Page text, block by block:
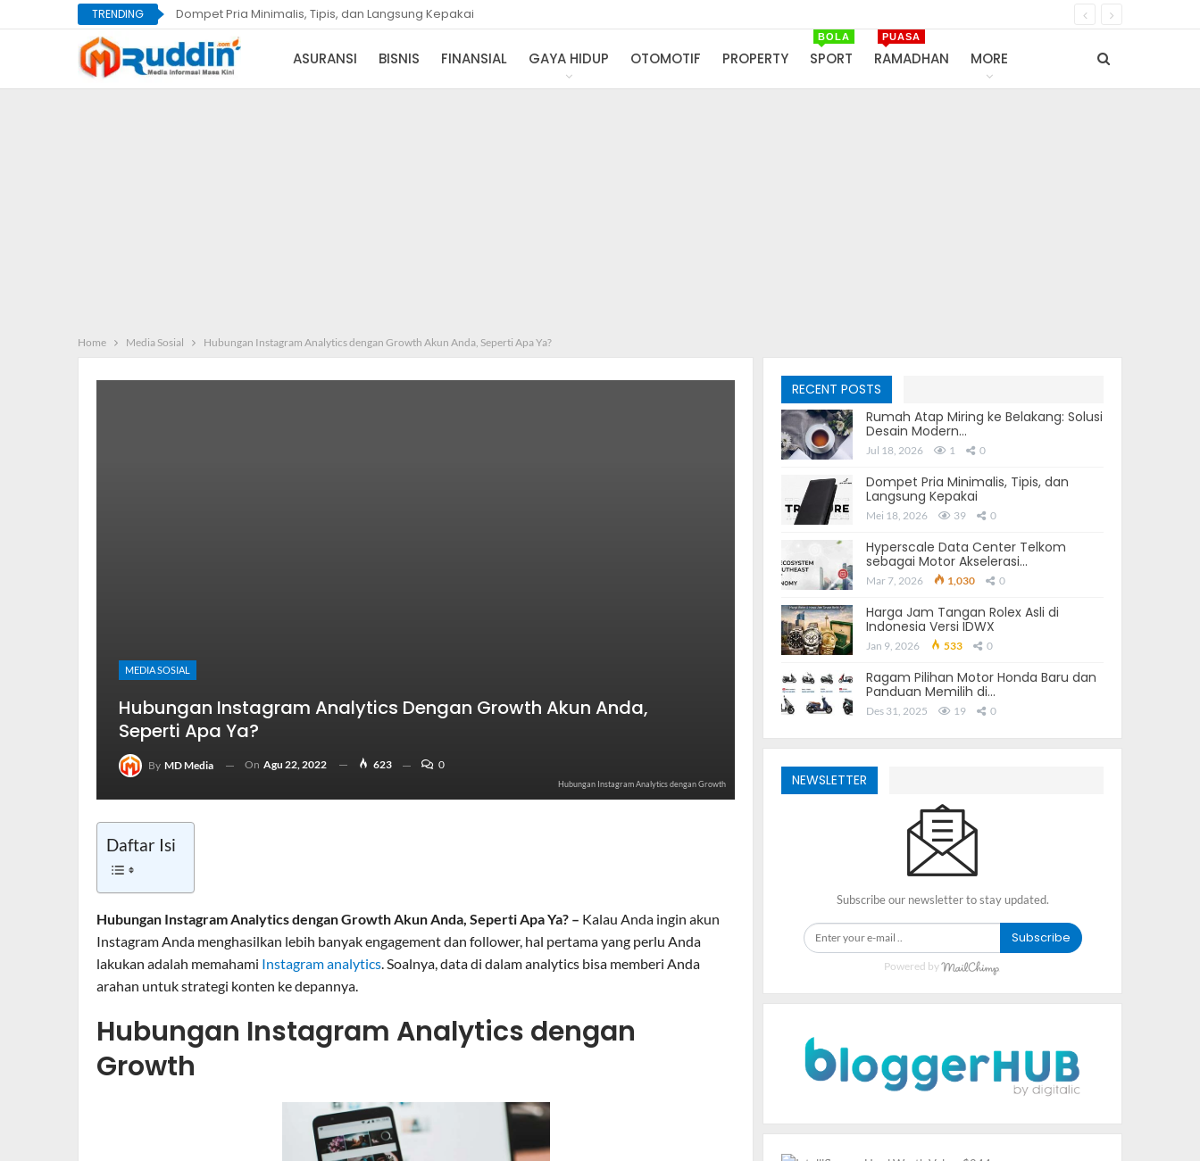
TRENDING Dompet Pria Minimalis, Tipis, dan Langsung Kepakai
ASURANSI BISNIS FINANSIAL GAYA HIDUP OTOMOTIF PROPERTY SPORT
BOLA
RAMADHAN
PUASA
MORE
Home Media Sosial Hubungan Instagram Analytics dengan Growth Akun Anda, Seperti Apa Ya?
MEDIA SOSIAL
Hubungan Instagram Analytics Dengan Growth Akun Anda,
Seperti Apa Ya?
By MD Media On Agu 22, 2022 623 0
Hubungan Instagram Analytics dengan Growth
Daftar Isi
Hubungan Instagram Analytics dengan Growth Akun Anda, Seperti Apa Ya? – Kalau Anda ingin akun
Instagram Anda menghasilkan lebih banyak engagement dan follower, hal pertama yang perlu Anda
lakukan adalah memahami Instagram analytics. Soalnya, data di dalam analytics bisa memberi Anda
arahan untuk strategi konten ke depannya.
Hubungan Instagram Analytics dengan
Growth
RECENT POSTS
Rumah Atap Miring ke Belakang: Solusi
Desain Modern…
Jul 18, 2026 1 0
Dompet Pria Minimalis, Tipis, dan
Langsung Kepakai
Mei 18, 2026 39 0
Hyperscale Data Center Telkom
sebagai Motor Akselerasi…
Mar 7, 2026 1,030 0
Harga Jam Tangan Rolex Asli di
Indonesia Versi IDWX
Jan 9, 2026 533 0
Ragam Pilihan Motor Honda Baru dan
Panduan Memilih di…
Des 31, 2025 19 0
NEWSLETTER
Subscribe our newsletter to stay updated.
Subscribe
Powered by